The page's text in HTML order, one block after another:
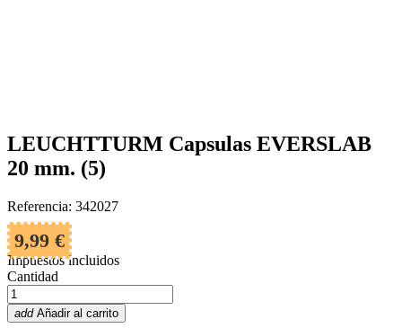
LEUCHTTURM Capsulas EVERSLAB
20 mm. (5)
Referencia: 342027
9,99 €
Impuestos incluidos
Cantidad
add Añadir al carrito